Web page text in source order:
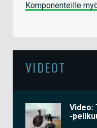
Komponenteille
VIDEOT
Video:
-